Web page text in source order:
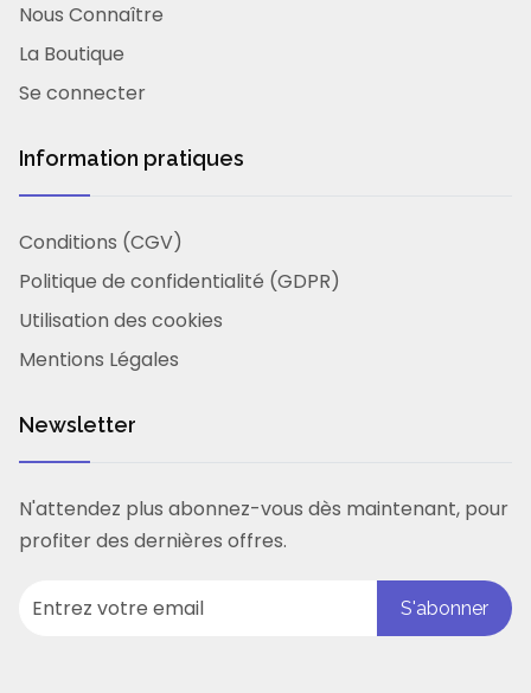
Nous Connaître
La Boutique
Se connecter
Information pratiques
Conditions (CGV)
Politique de confidentialité (GDPR)
Utilisation des cookies
Mentions Légales
Newsletter
N'attendez plus abonnez-vous dès maintenant, pour
profiter des dernières offres.
S'abonner